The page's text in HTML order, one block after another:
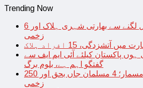
Trending Now
اسرائیل میں میزائل لگنے سے بھارتی شہری ہلاک اور 6
زخمی
15 افراد ہلاک
ہوں پاکستان کیلئے آئی ایم ایف سے
گفتگو اہم ہے، بلوم برگ
بھارت میں مدرسہ مسمار؛ 4 مسلمان جاں بحق اور 250
زخمی